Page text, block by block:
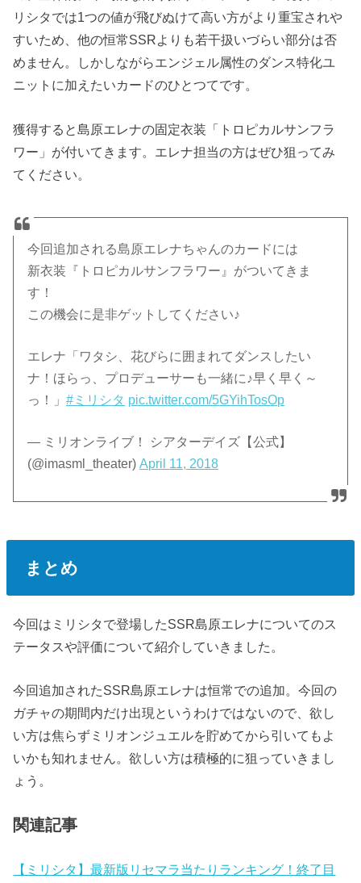
リシタでは1つの値が飛びぬけて高い方がより重宝されや
すいため、他の恒常SSRよりも若干扱いづらい部分は否
めません。しかしながらエンジェル属性のダンス特化ユ
ニットに加えたいカードのひとつてです。
獲得すると島原エレナの固定衣装「トロピカルサンフラ
ワー」が付いてきます。エレナ担当の方はぜひ狙ってみ
てください。
今回追加される島原エレナちゃんのカードには
新衣装『トロピカルサンフラワー』がついてきま
す！
この機会に是非ゲットしてください♪
エレナ「ワタシ、花びらに囲まれてダンスしたい
ナ！ほらっ、プロデューサーも一緒に♪早く早く～
っ！」#ミリシタ pic.twitter.com/5GYihTosOp
— ミリオンライブ！ シアターデイズ【公式】
(@imasml_theater)April 11, 2018
まとめ
今回はミリシタで登場したSSR島原エレナについてのス
テータスや評価について紹介していきました。
今回追加されたSSR島原エレナは恒常での追加。今回の
ガチャの期間内だけ出現というわけではないので、欲し
い方は焦らずミリオンジュエルを貯めてから引いてもよ
いかも知れません。欲しい方は積極的に狙っていきまし
ょう。
関連記事
【ミリシタ】最新版リセマラ当たりランキング！終了目